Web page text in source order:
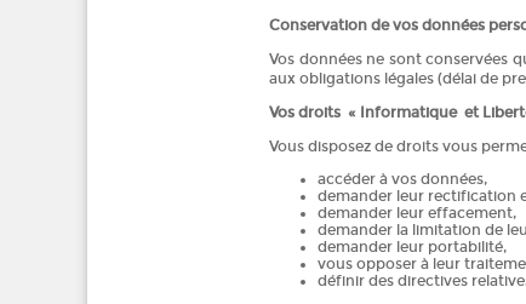
Conservation de vos données
Vos données ne sont conservées
aux obligations légales (délai de
Vos droits « Informatique et
Vous disposez de droits vous
accéder à vos données,
demander leur rectification
demander leur effacement,
demander la limitation de
demander leur portabilité,
vous opposer à leur
définir des directives